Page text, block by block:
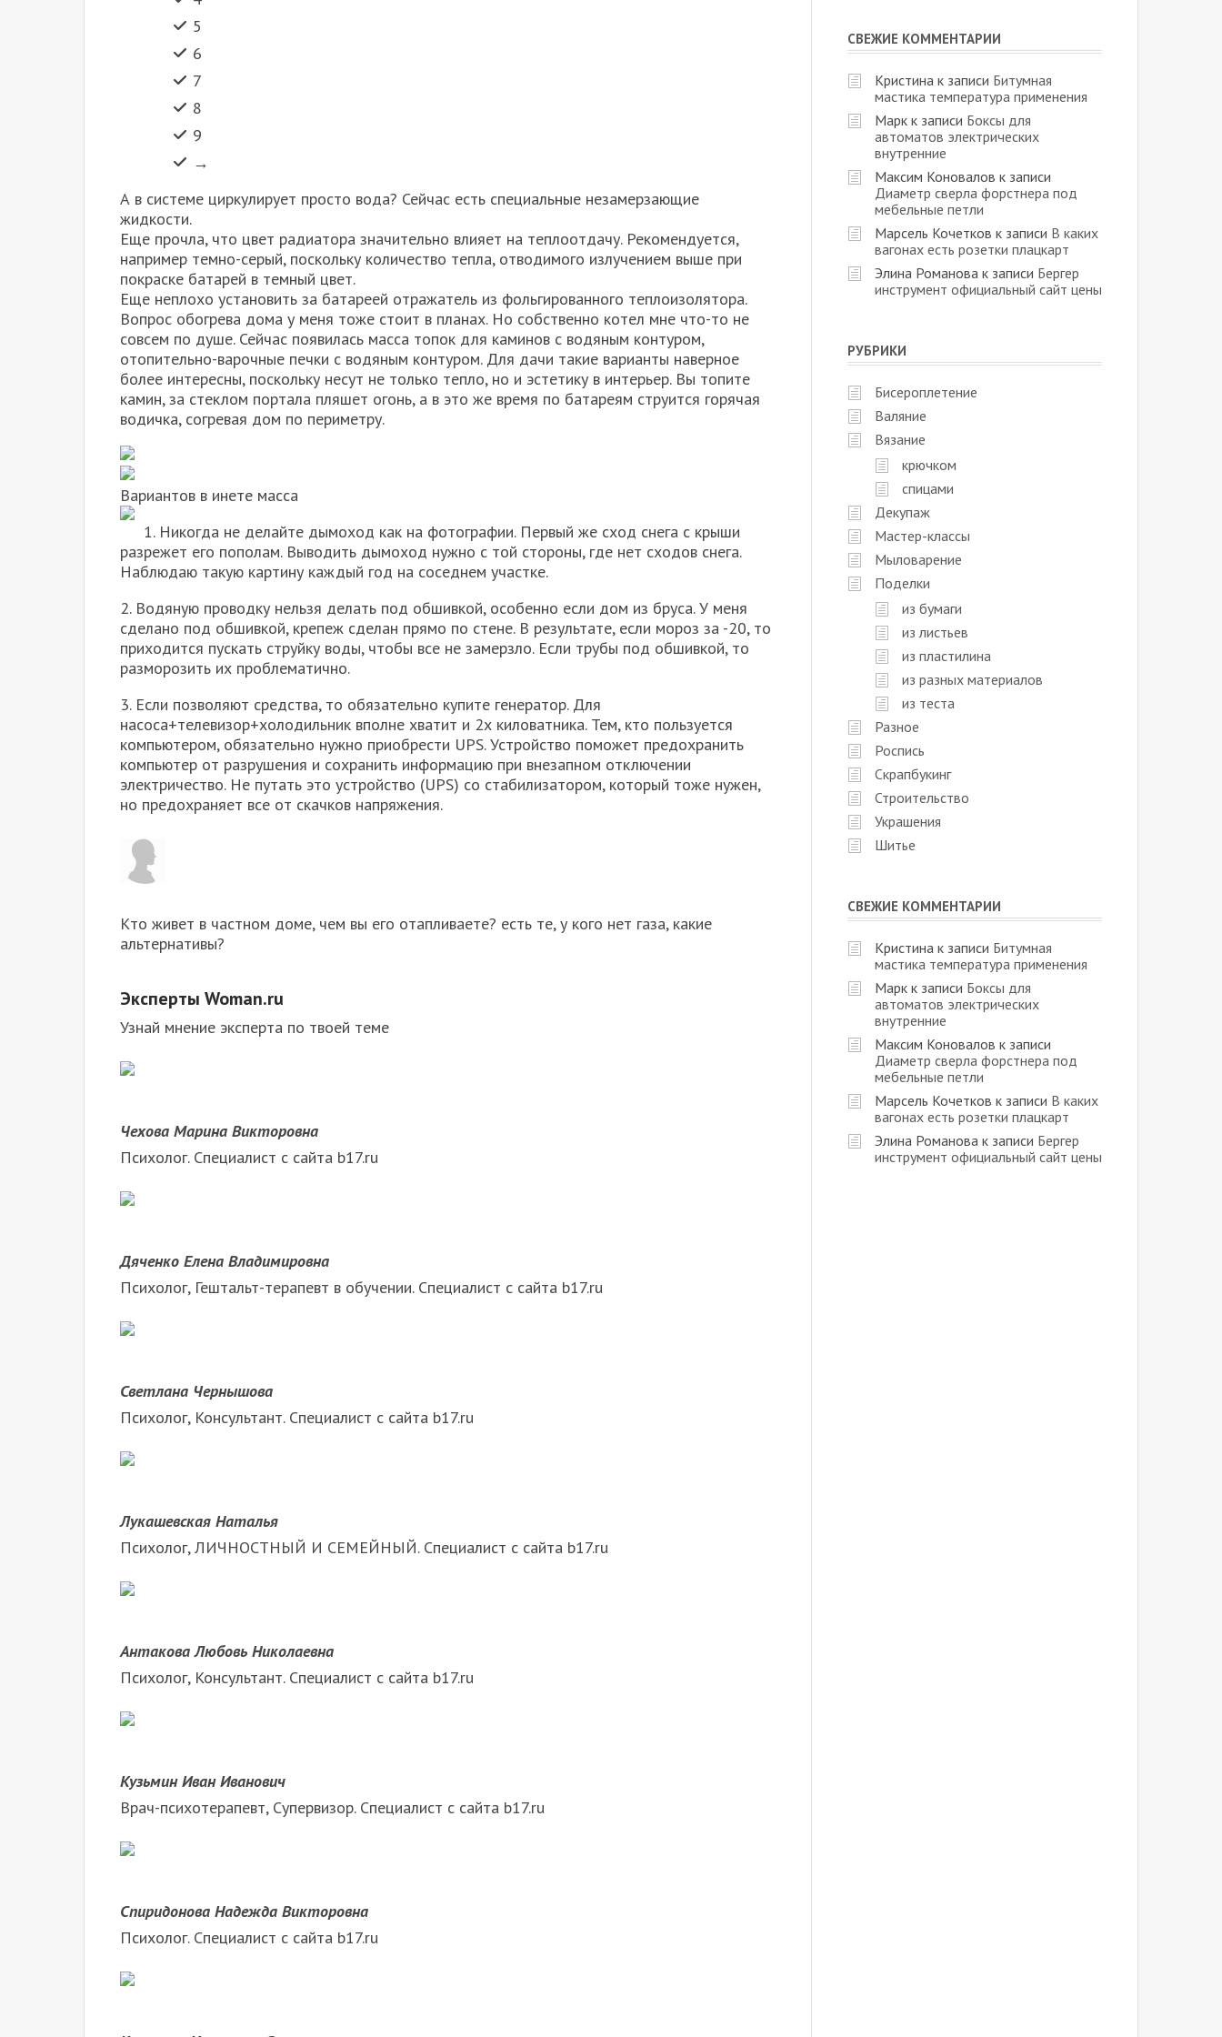
5
6
7
8
9
→
А в системе циркулирует просто вода? Сейчас есть специальные незамерзающие
жидкости.
Еще прочла, что цвет радиатора значительно влияет на теплоотдачу. Рекомендуется,
например темно-серый, поскольку количество тепла, отводимого излучением выше при
покраске батарей в темный цвет.
Еще неплохо установить за батареей отражатель из фольгированного теплоизолятора.
Вопрос обогрева дома у меня тоже стоит в планах. Но собственно котел мне что-то не
совсем по душе. Сейчас появилась масса топок для каминов с водяным контуром,
отопительно-варочные печки с водяным контуром. Для дачи такие варианты наверное
более интересны, поскольку несут не только тепло, но и эстетику в интерьер. Вы топите
камин, за стеклом портала пляшет огонь, а в это же время по батареям струится горячая
водичка, согревая дом по периметру.
Вариантов в инете масса
1. Никогда не делайте дымоход как на фотографии. Первый же сход снега с крыши
разрежет его пополам. Выводить дымоход нужно с той стороны, где нет сходов снега.
Наблюдаю такую картину каждый год на соседнем участке.
2. Водяную проводку нельзя делать под обшивкой, особенно если дом из бруса. У меня
сделано под обшивкой, крепеж сделан прямо по стене. В результате, если мороз за -20, то
приходится пускать струйку воды, чтобы все не замерзло. Если трубы под обшивкой, то
разморозить их проблематично.
3. Если позволяют средства, то обязательно купите генератор. Для
насоса+телевизор+холодильник вполне хватит и 2х киловатника. Тем, кто пользуется
компьютером, обязательно нужно приобрести UPS. Устройство поможет предохранить
компьютер от разрушения и сохранить информацию при внезапном отключении
электричество. Не путать это устройство (UPS) со стабилизатором, который тоже нужен,
но предохраняет все от скачков напряжения.
Кто живет в частном доме, чем вы его отапливаете? есть те, у кого нет газа, какие
альтернативы?
Эксперты Woman.ru
Узнай мнение эксперта по твоей теме
Чехова Марина Викторовна
Психолог. Специалист с сайта b17.ru
Дяченко Елена Владимировна
Психолог, Гештальт-терапевт в обучении. Специалист с сайта b17.ru
Светлана Чернышова
Психолог, Консультант. Специалист с сайта b17.ru
Лукашевская Наталья
Психолог, ЛИЧНОСТНЫЙ И СЕМЕЙНЫЙ. Специалист с сайта b17.ru
Антакова Любовь Николаевна
Психолог, Консультант. Специалист с сайта b17.ru
Кузьмин Иван Иванович
Врач-психотерапевт, Супервизор. Специалист с сайта b17.ru
Спиридонова Надежда Викторовна
Психолог. Специалист с сайта b17.ru
СВЕЖИЕ КОММЕНТАРИИ
Кристина к записи Битумная
мастика температура применения
Марк к записи Боксы для
автоматов электрических
внутренние
Максим Коновалов к записи
Диаметр сверла форстнера под
мебельные петли
Марсель Кочетков к записи В каких
вагонах есть розетки плацкарт
Элина Романова к записи Бергер
инструмент официальный сайт цены
РУБРИКИ
Бисероплетение
Валяние
Вязание
крючком
спицами
Декупаж
Мастер-классы
Мыловарение
Поделки
из бумаги
из листьев
из пластилина
из разных материалов
из теста
Разное
Роспись
Скрапбукинг
Строительство
Украшения
Шитье
СВЕЖИЕ КОММЕНТАРИИ
Кристина к записи Битумная
мастика температура применения
Марк к записи Боксы для
автоматов электрических
внутренние
Максим Коновалов к записи
Диаметр сверла форстнера под
мебельные петли
Марсель Кочетков к записи В каких
вагонах есть розетки плацкарт
Элина Романова к записи Бергер
инструмент официальный сайт цены